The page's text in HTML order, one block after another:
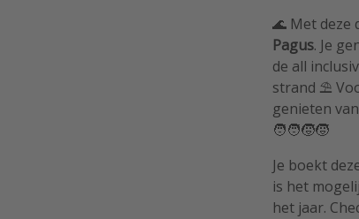
🌊 Met deze
Pagus. Je
de all
strand ⛱️
genieten
🧑‍🧑‍🧒‍🧒
Je boekt
is het
het jaar.